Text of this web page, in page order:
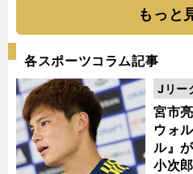
もっと
各スポーツコラム記事
宮市
ウォ
ル』
小次
Jリー